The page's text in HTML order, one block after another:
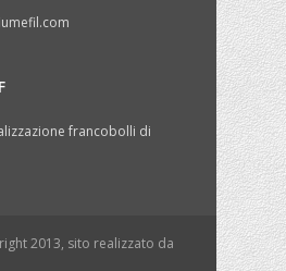
francobolli di
2013, sito realizzato da